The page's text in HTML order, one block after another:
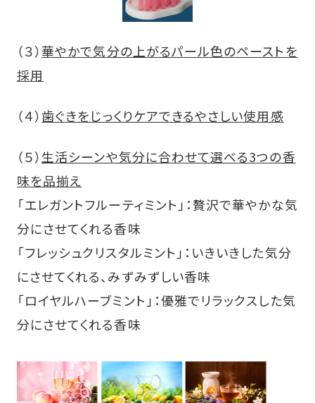
（３）華やかで気分の上がるパール色のペーストを
採用
（４）歯ぐきをじっくりケアできるやさしい使用感
（５）生活シーンや気分に合わせて選べる3つの香
味を品揃え
「エレガントフルーティミント」：贅沢で華やかな気
分にさせてくれる香味
「フレッシュクリスタルミント」：いきいきした気分
にさせてくれる、みずみずしい香味
「ロイヤルハーブミント」：優雅でリラックスした気
分にさせてくれる香味